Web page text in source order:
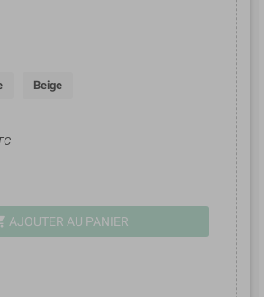
Beige
AJOUTER AU PANIER